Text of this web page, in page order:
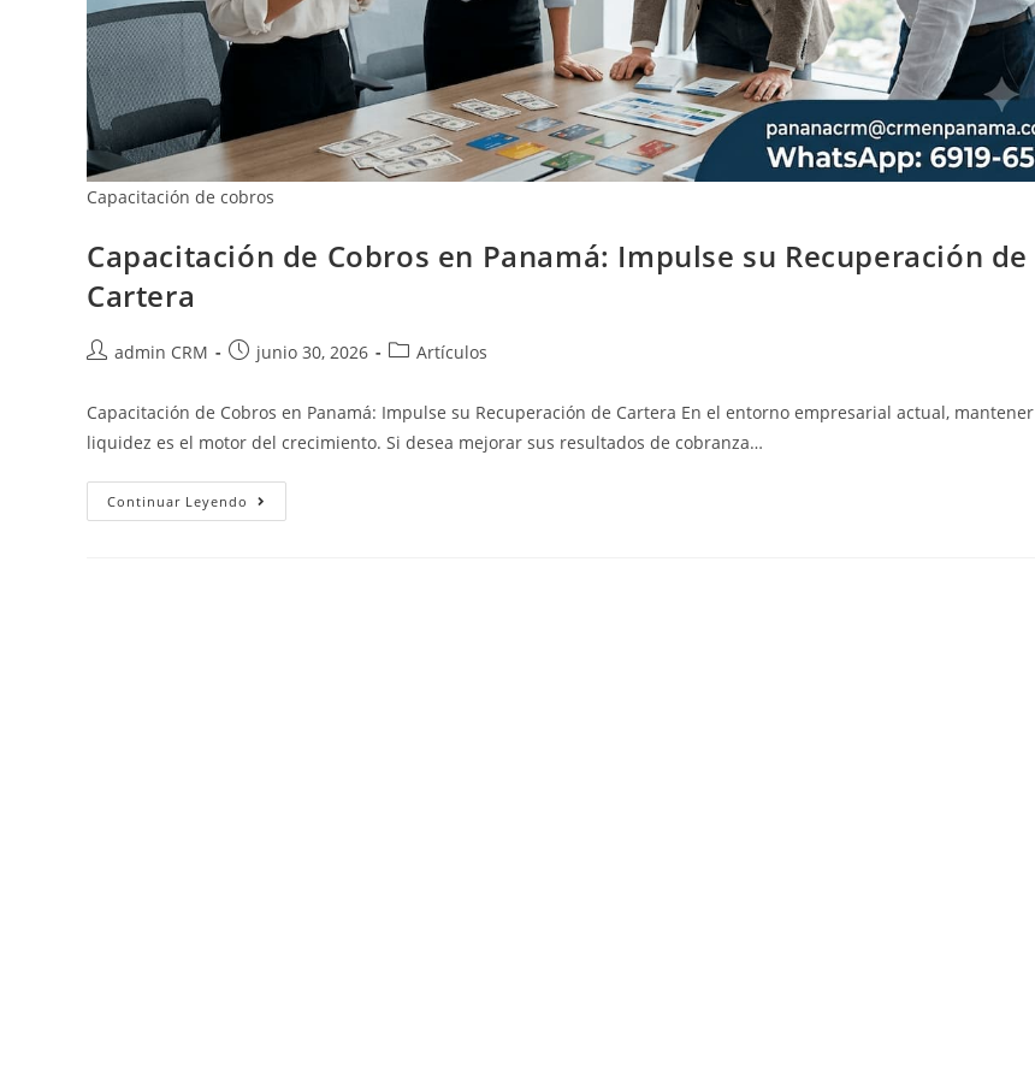
Capacitación de cobros
Capacitación de Cobros en Panamá: Impulse su Recuperación de
Cartera
admin CRM junio 30, 2026 Artículos
Capacitación de Cobros en Panamá: Impulse su Recuperación de Cartera En el entorno empresarial actual,
liquidez es el motor del crecimiento. Si desea mejorar sus resultados de cobranza…
Continuar Leyendo